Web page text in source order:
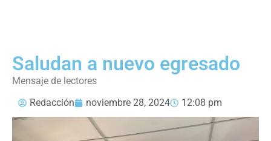
Saludan a nuevo egresado
Mensaje de lectores
Redacción
noviembre 28, 2024 12:08 pm